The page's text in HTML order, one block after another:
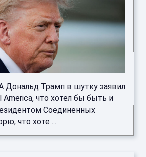
Дональд Трамп в шутку заявил
America, что хотел бы быть и
Соединенных
что хоте ...